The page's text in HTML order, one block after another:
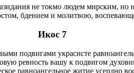
не токмо людем мирским, но
бдением и молитвою,
Икос 7
подвигами украсисте
ревность вашу к подвигом
равноангельное житие усердно